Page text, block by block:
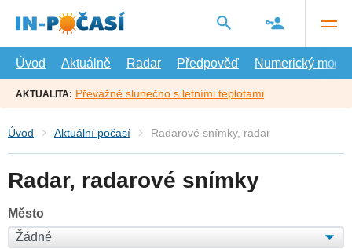
hlavní
Úvod
Aktuálně Radar Předpověď Numerický model
AKTUALITA: Převážně slunečno s letními teplotami
Úvod Aktuální počasí Radarové snímky, radar
Radar, radarové snímky
Město